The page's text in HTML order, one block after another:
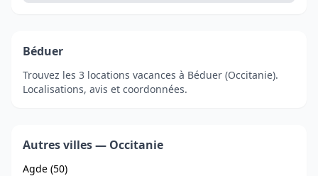
Béduer
Trouvez les 3 locations vacances à Béduer (Occitanie).
Localisations, avis et coordonnées.
Autres villes — Occitanie
Agde (50)